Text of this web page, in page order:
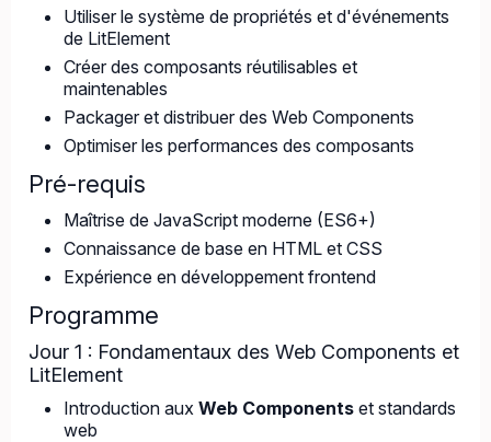
Utiliser le système de propriétés et d'événements
de LitElement
Créer des composants réutilisables et
maintenables
Packager et distribuer des Web Components
Optimiser les performances des composants
Pré-requis
Maîtrise de JavaScript moderne (ES6+)
Connaissance de base en HTML et CSS
Expérience en développement frontend
Programme
Jour 1 : Fondamentaux des Web Components et
LitElement
Introduction aux Web Components et standards
web